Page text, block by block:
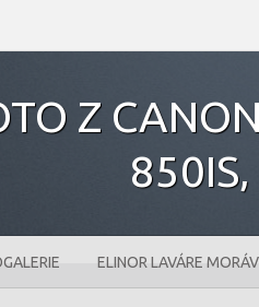
Z
ELINOR LAVÁRE